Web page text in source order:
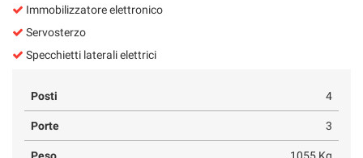
Immobilizzatore elettronico
Servosterzo
Specchietti laterali elettrici
Posti 4
Porte 3